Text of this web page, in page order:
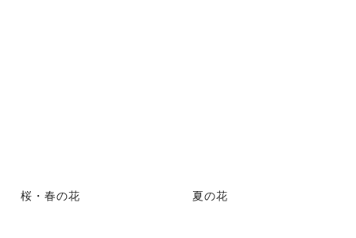
桜・春の花 夏の花